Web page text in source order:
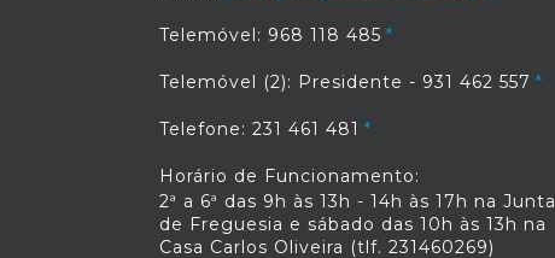
Telemóvel: 968 118 485
Telemóvel (2): Presidente - 931 462 557
Telefone: 231 461 481
Horário de Funcionamento:
2ª a 6ª das 9h às 13h - 14h às 17h na Junta
de Freguesia e sábado das 10h às 13h na
Casa Carlos Oliveira (tlf. 231460269)